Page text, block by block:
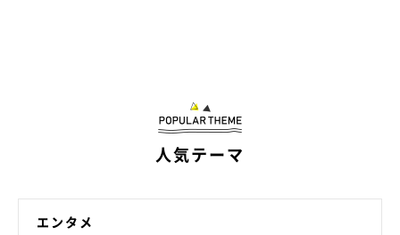
人気テーマ
エンタメ